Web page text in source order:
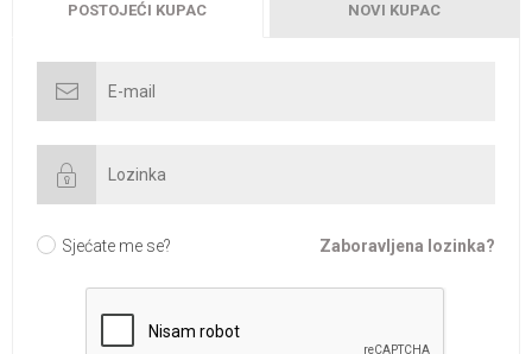
POSTOJEĆI KUPAC NOVI KUPAC
Sjećate me se? Zaboravljena lozinka?